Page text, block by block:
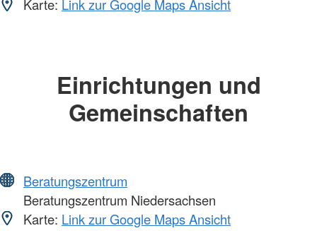
Karte: Link zur Google Maps Ansicht
Einrichtungen und
Gemeinschaften
Beratungszentrum
Beratungszentrum Niedersachsen
Karte: Link zur Google Maps Ansicht